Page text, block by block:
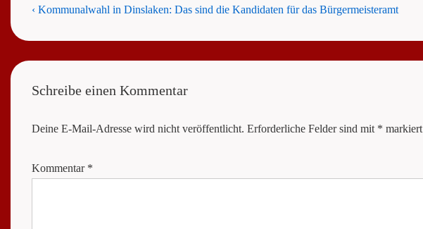
Beitragsnavigation
Previous
‹ Kommunalwahl in Dinslaken: Das sind die Kandidaten für das Bürgermeisteramt
Schreibe einen Kommentar
Deine E-Mail-Adresse wird nicht veröffentlicht. Erforderliche Felder sind mit * markiert
Kommentar *